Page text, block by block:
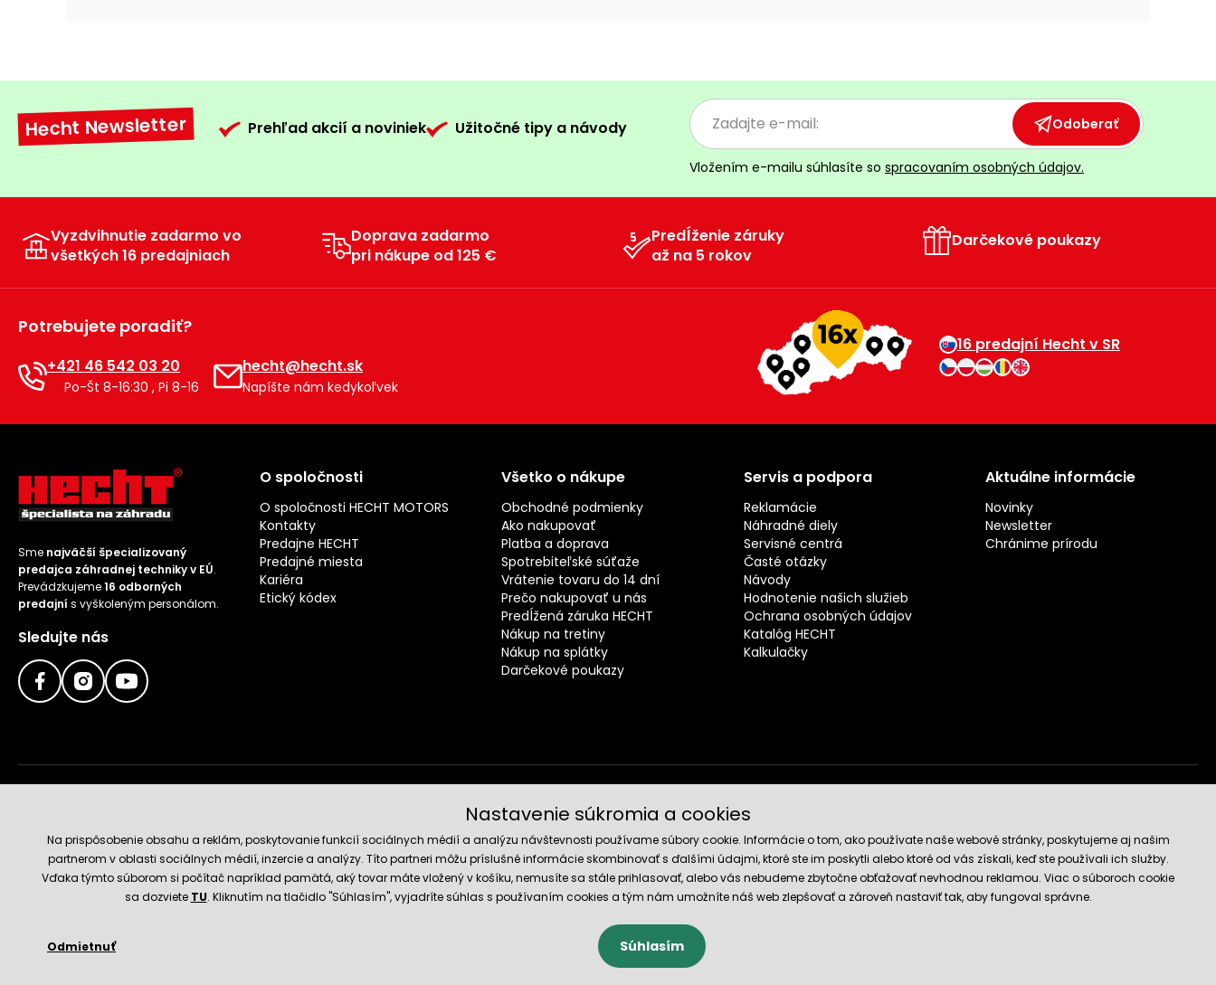
Hecht Newsletter Prehľad akcií a noviniek Užitočné tipy a návody Odoberať
Vložením e-mailu súhlasíte so spracovaním osobných údajov.
Vyzdvihnutie zadarmo vo
všetkých 16 predajniach
Doprava zadarmo
pri nákupe od 125 €
Predĺženie záruky
až na 5 rokov
Darčekové poukazy
Potrebujete poradiť?
+421 46 542 03 20
Po-Št 8-16:30 , Pi 8-16
hecht@hecht.sk
Napíšte nám kedykoľvek
16 predajní Hecht v SR
Sme najväčší špecializovaný
predajca záhradnej techniky v EÚ.
Prevádzkujeme16 odborných
predajní s vyškoleným personálom.
Sledujte nás
O spoločnosti
O spoločnosti HECHT MOTORS
Kontakty
Predajne HECHT
Predajné miesta
Kariéra
Etický kódex
Všetko o nákupe
Obchodné podmienky
Ako nakupovať
Platba a doprava
Spotrebiteľské súťaže
Vrátenie tovaru do 14 dní
Prečo nakupovať u nás
Predĺžená záruka HECHT
Nákup na tretiny
Nákup na splátky
Darčekové poukazy
Servis a podpora
Reklamácie
Náhradné diely
Servisné centrá
Časté otázky
Návody
Hodnotenie našich služieb
Ochrana osobných údajov
Katalóg HECHT
Kalkulačky
Aktuálne informácie
Novinky
Newsletter
Chránime prírodu
Spoľahlivý obchod
Nastavenie súkromia a cookies
Na prispôsobenie obsahu a reklám, poskytovanie funkcií sociálnych médií a analýzu návštevnosti používame súbory cookie. Informácie o tom, ako používate naše webové stránky, poskytujeme aj našim
partnerom v oblasti sociálnych médií, inzercie a analýzy. Títo partneri môžu príslušné informácie skombinovať s ďalšími údajmi, ktoré ste im poskytli alebo ktoré od vás získali, keď ste používali ich služby.
Vďaka týmto súborom si počítač napríklad pamätá, aký tovar máte vložený v košíku, nemusíte sa stále prihlasovať, alebo vás nebudeme zbytočne obťažovať nevhodnou reklamou. Viac o súboroch cookie
sa dozviete TU. Kliknutím na tlačidlo "Súhlasím", vyjadríte súhlas s používaním cookies a tým nám umožníte náš web zlepšovať a zároveň nastaviť tak, aby fungoval správne.
Odmietnuť Súhlasím